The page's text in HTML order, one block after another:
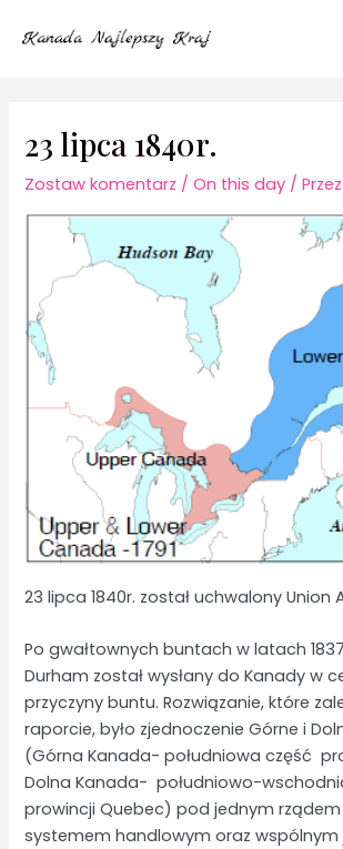
23 lipca 1840r.
Zostaw komentarz /On this day / Przez
23 lipca 1840r. został uchwalony Union
Po gwałtownych buntach w latach
Durham został wysłany do Kanady w
przyczyny buntu. Rozwiązanie, które
raporcie, było zjednoczenie Górne i
(Górna Kanada- południowa część
Dolna Kanada- południowo-
prowincji Quebec) pod jednym
systemem handlowym oraz wspólnym